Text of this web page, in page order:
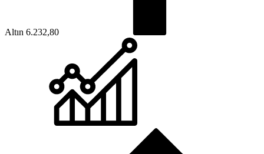
Altın 6.232,80